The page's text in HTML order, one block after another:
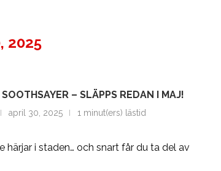
2025
– SLÄPPS REDAN I MAJ!
april 30, 2025 1 minut(ers) lästid
härjar i staden… och snart får du ta del av